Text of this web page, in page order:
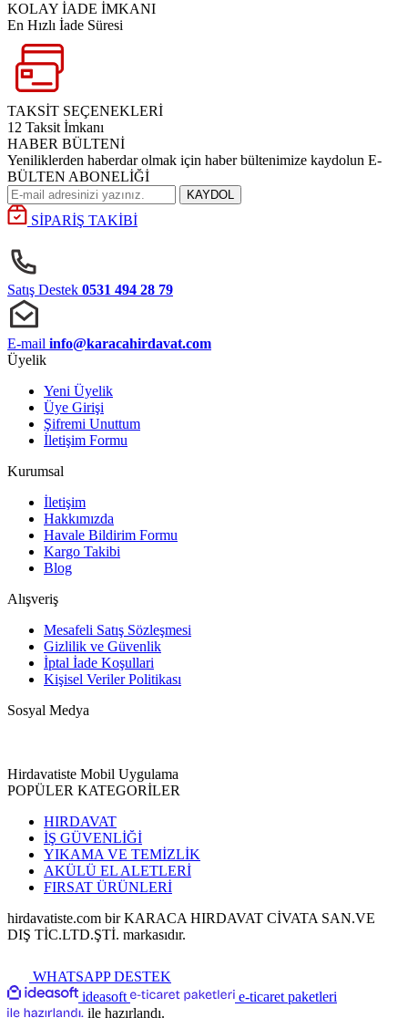
KOLAY İADE İMKANI
En Hızlı İade Süresi
TAKSİT SEÇENEKLERİ
12 Taksit İmkanı
HABER BÜLTENİ
Yeniliklerden haberdar olmak için haber bültenimize kaydolun E-
BÜLTEN ABONELİĞİ
KAYDOL
SİPARİŞ TAKİBİ
Satış Destek 0531 494 28 79
E-mail info@karacahirdavat.com
Üyelik
Yeni Üyelik
Üye Girişi
Şifremi Unuttum
İletişim Formu
Kurumsal
İletişim
Hakkımızda
Havale Bildirim Formu
Kargo Takibi
Blog
Alışveriş
Mesafeli Satış Sözleşmesi
Gizlilik ve Güvenlik
İptal İade Koşullari
Kişisel Veriler Politikası
Sosyal Medya
Hirdavatiste Mobil Uygulama
POPÜLER KATEGORİLER
HIRDAVAT
İŞ GÜVENLİĞİ
YIKAMA VE TEMİZLİK
AKÜLÜ EL ALETLERİ
FIRSAT ÜRÜNLERİ
hirdavatiste.com bir KARACA HIRDAVAT CİVATA SAN.VE
DIŞ TİC.LTD.ŞTİ. markasıdır.
WHATSAPP DESTEK
ideasoft
e-ticaret paketleri
ile hazırlandı.